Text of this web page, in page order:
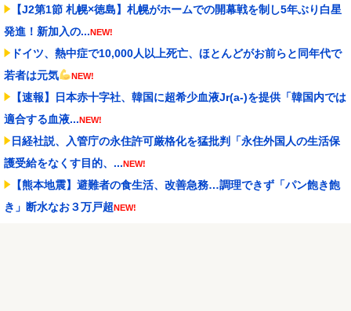
【J2第1節 札幌×徳島】札幌がホームでの開幕戦を制し5年ぶり白星
発進！新加入の...NEW!
ドイツ、熱中症で10,000人以上死亡、ほとんどがお前らと同年代で
若者は元気
NEW!
【速報】日本赤十字社、韓国に超希少血液Jr(a-)を提供「韓国内では
適合する血液...NEW!
日経社説、入管庁の永住許可厳格化を猛批判「永住外国人の生活保
護受給をなくす目的、...NEW!
【熊本地震】避難者の食生活、改善急務…調理できず「パン飽き飽
き」断水なお３万戸超NEW!